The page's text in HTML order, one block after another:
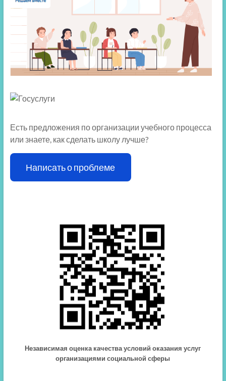
Есть предложения по организации учебного процесса
или знаете, как сделать школу лучше?
Написать о проблеме
Независимая оценка качества условий оказания услуг
организациями социальной сферы